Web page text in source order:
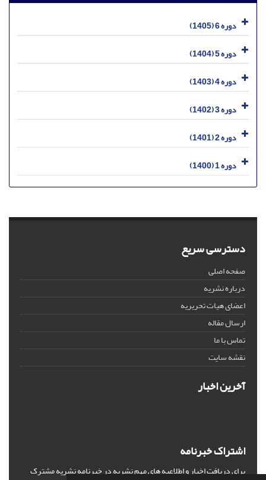
دوره 6 (1405)
دوره 5 (1404)
دوره 4 (1403)
دوره 3 (1402)
دوره 2 (1401)
دوره 1 (1400)
دسترسی سریع
صفحه اصلی
درباره نشریه
اعضای هیات تحریریه
ارسال مقاله
تماس با ما
نقشه سایت
آخرین اخبار
اشتراک خبرنامه
برای دریافت اخبار و اطلاعیه های مهم نشریه در خبرنامه نشریه مشترک